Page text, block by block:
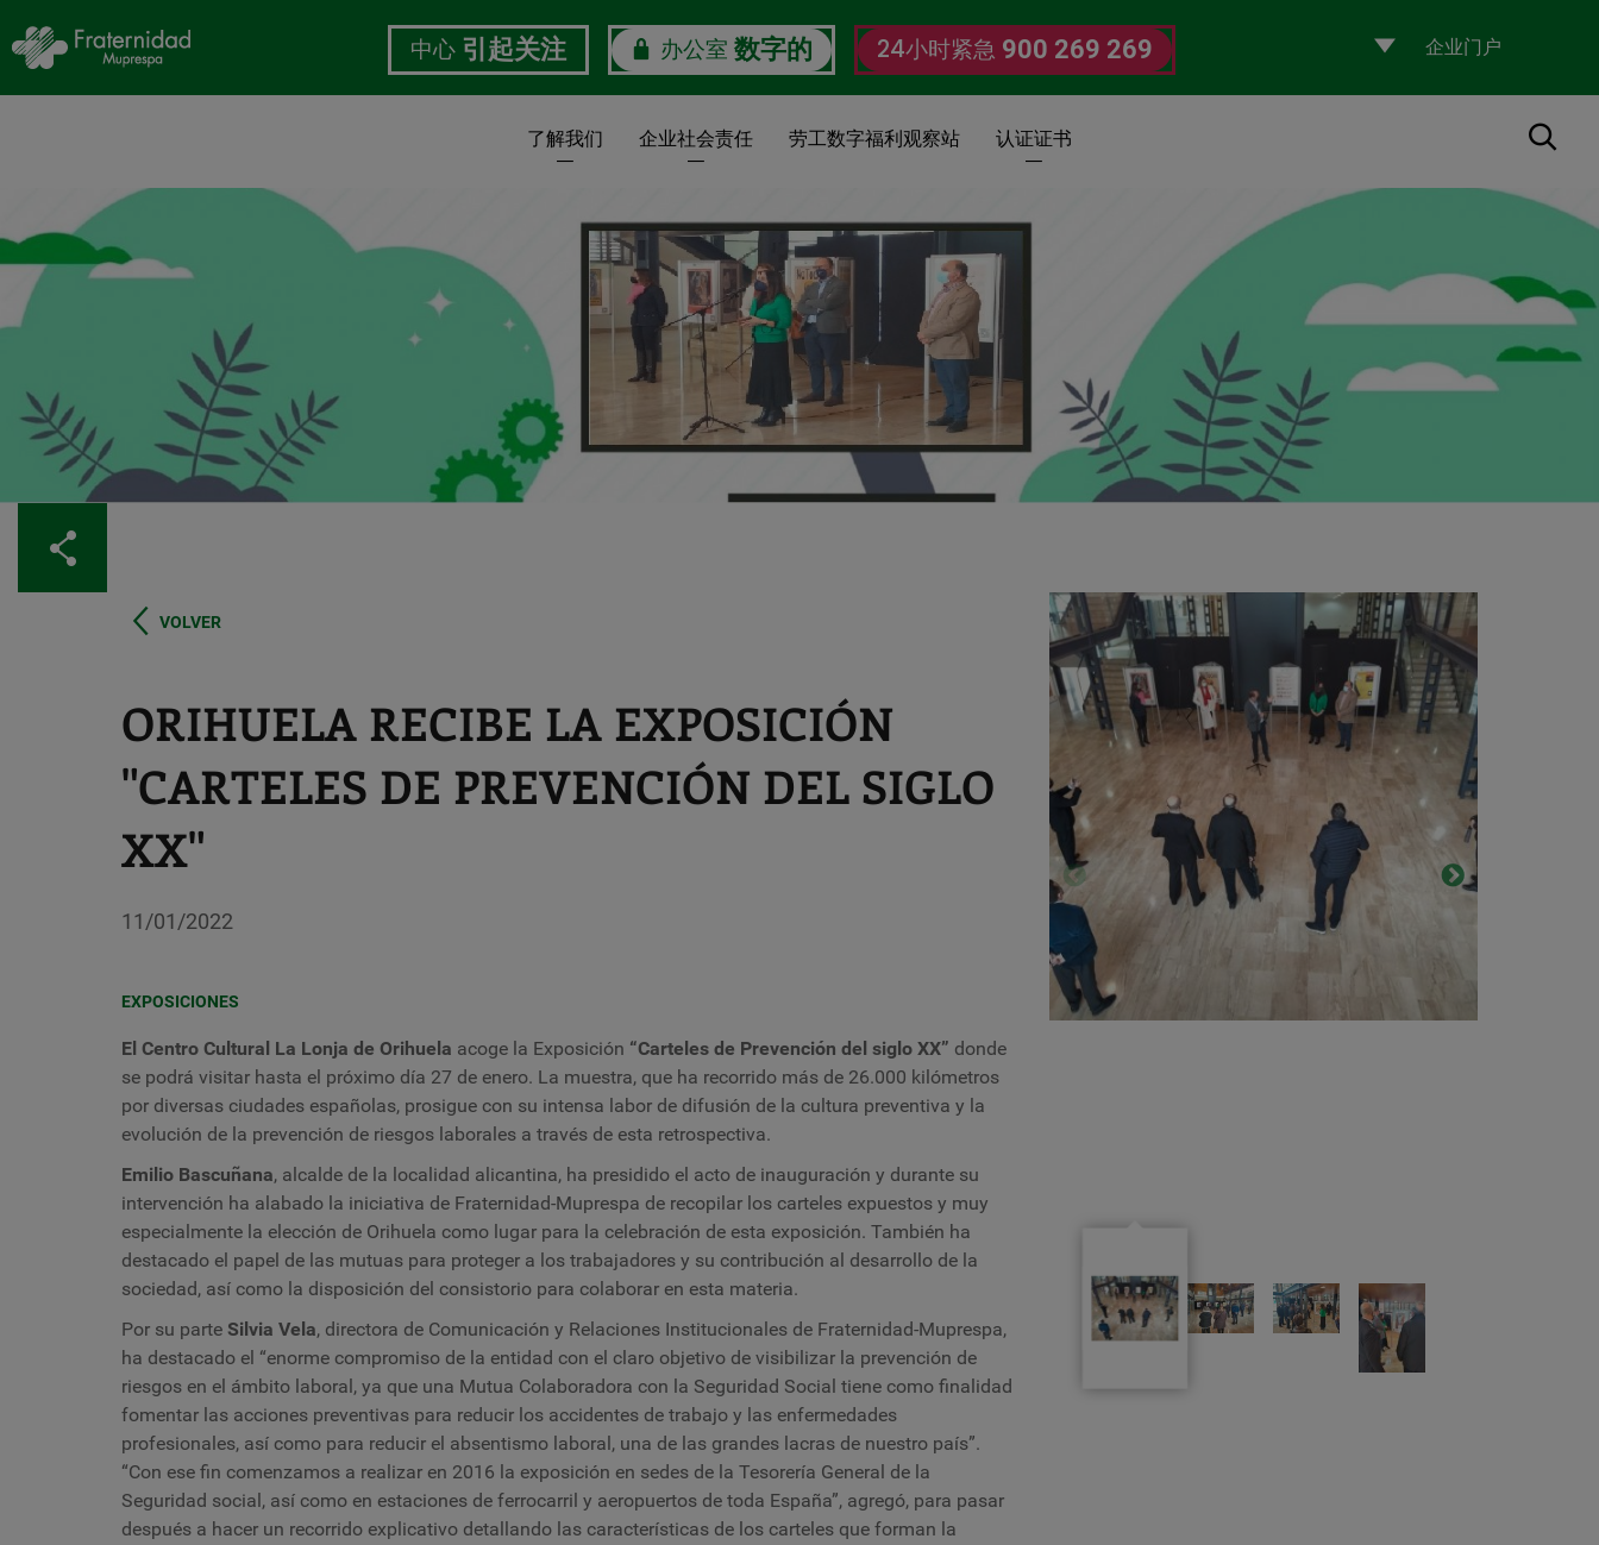
主
要
中心 引起关注 办公室 数字的 24小时紧急 900 269 269
Selecciona
un
了解我们 企业社会责任 劳工数字福利观察站 认证证书 搜索
VOLVER
ORIHUELA RECIBE LA EXPOSICIÓN
"CARTELES DE PREVENCIÓN DEL SIGLO
XX"
11/01/2022
EXPOSICIONES
El Centro Cultural La Lonja de Orihuela acoge la Exposición “Carteles de Prevención del siglo XX” donde
se podrá visitar hasta el próximo día 27 de enero. La muestra, que ha recorrido más de 26.000 kilómetros
por diversas ciudades españolas, prosigue con su intensa labor de difusión de la cultura preventiva y la
evolución de la prevención de riesgos laborales a través de esta retrospectiva.
Emilio Bascuñana, alcalde de la localidad alicantina, ha presidido el acto de inauguración y durante su
intervención ha alabado la iniciativa de Fraternidad-Muprespa de recopilar los carteles expuestos y muy
especialmente la elección de Orihuela como lugar para la celebración de esta exposición. También ha
destacado el papel de las mutuas para proteger a los trabajadores y su contribución al desarrollo de la
sociedad, así como la disposición del consistorio para colaborar en esta materia.
Por su parte Silvia Vela, directora de Comunicación y Relaciones Institucionales de Fraternidad-Muprespa,
ha destacado el “enorme compromiso de la entidad con el claro objetivo de visibilizar la prevención de
riesgos en el ámbito laboral, ya que una Mutua Colaboradora con la Seguridad Social tiene como finalidad
fomentar las acciones preventivas para reducir los accidentes de trabajo y las enfermedades
profesionales, así como para reducir el absentismo laboral, una de las grandes lacras de nuestro país”.
“Con ese fin comenzamos a realizar en 2016 la exposición en sedes de la Tesorería General de la
Seguridad social, así como en estaciones de ferrocarril y aeropuertos de toda España”, agregó, para pasar
después a hacer un recorrido explicativo detallando las características de los carteles que forman la